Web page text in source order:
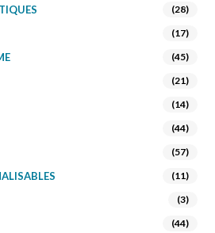
(28)
(17)
(45)
(21)
(14)
(44)
(57)
(11)
(3)
(44)